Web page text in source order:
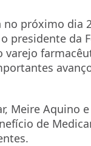
próximo dia
presidente da
Meire Aquino
de